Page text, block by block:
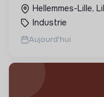
Hellemmes-Lille,
Industrie
Aujourd'hui